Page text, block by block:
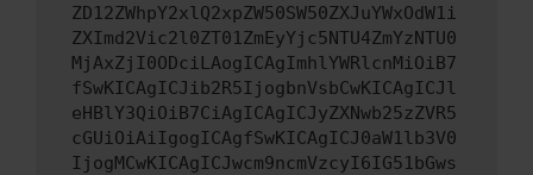
ZD12ZWhpY2xlQ2xpZW50SW50ZXJuYWxOdW1i
ZXImd2Vic2l0ZT01ZmEyYjc5NTU4ZmYzNTU0
MjAxZjI0ODciLAogICAgImhlYWRlcnMiOiB7
fSwKICAgICJib2R5IjogbnVsbCwKICAgICJl
eHBlY3QiOiB7CiAgICAgICJyZXNwb25zZVR5
cGUiOiAiIgogICAgfSwKICAgICJ0aW1lb3V0
IjogMCwKICAgICJwcm9ncmVzcyI6IG51bGws